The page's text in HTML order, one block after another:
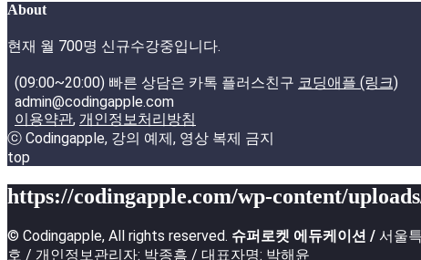
About
현재 월 700명 신규수강중입니다.
(09:00~20:00) 빠른 상담은 카톡 플러스친구 코딩애플 (링크)
admin@codingapple.com
이용약관, 개인정보처리방침
ⓒ Codingapple, 강의 예제, 영상 복제 금지
top
https://codingapple.com/wp-content/
© Codingapple, All rights reserved. 슈퍼로켓 에듀케이션 / 서울
호 / 개인정보관리자: 박종흠 / 대표자명: 박해윤